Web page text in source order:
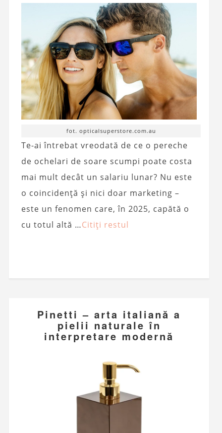
fot. opticalsuperstore.com.au
Te-ai întrebat vreodată de ce o pereche
de ochelari de soare scumpi poate costa
mai mult decât un salariu lunar? Nu este
o coincidență și nici doar marketing –
este un fenomen care, în 2025, capătă o
cu totul altă …Citiți restul
Pinetti – arta italiană a
pielii naturale în
interpretare modernă